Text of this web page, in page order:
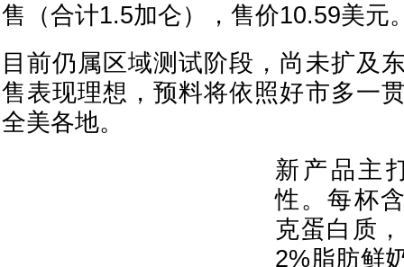
售（合计1.5加仑），售价10.59美元
目前仍属区域测试阶段，尚未扩及
售表现理想，预料将依照好市多一
全美各地。
新产品主
性。每杯
克蛋白质
2%脂肪鲜